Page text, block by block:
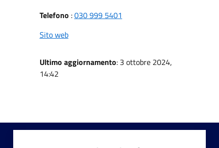
Telefono :030 999 5401
Sito web
Ultimo aggiornamento: 3 ottobre 2024,
14:42